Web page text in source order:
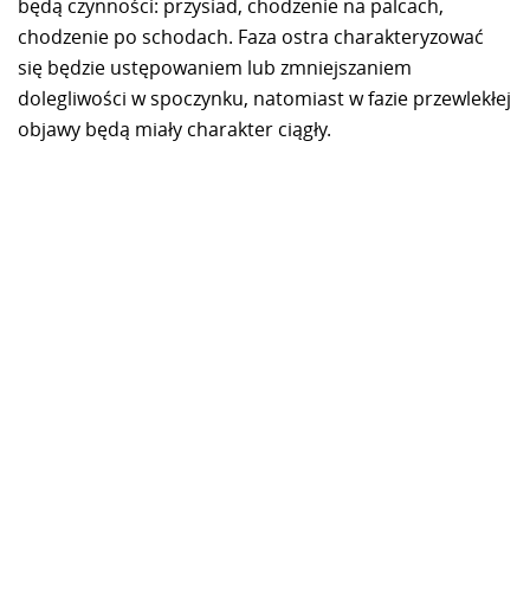
będą czynności: przysiad, chodzenie na palcach,
chodzenie po schodach. Faza ostra charakteryzować
się będzie ustępowaniem lub zmniejszaniem
dolegliwości w spoczynku, natomiast w fazie przewlekłej
objawy będą miały charakter ciągły.